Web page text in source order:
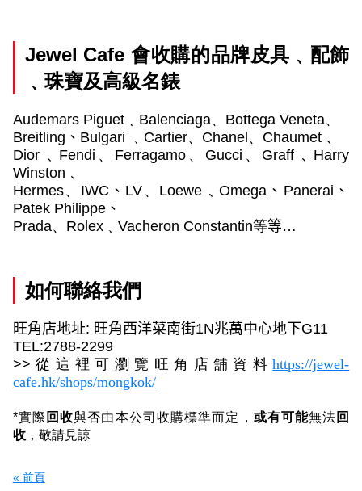
Jewel Cafe 會收購的品牌皮具﹑配飾
﹑珠寶及高級名錶
Audemars Piguet﹑ Balenciaga、 Bottega Veneta、
Breitling 、 Bulgari ﹑ Cartier、 Chanel 、 Chaumet﹑
Dior﹑Fendi 、 Ferragamo、 Gucci 、 Graff﹑Harry
Winston﹑
Hermes、 IWC 、 LV 、 Loewe﹑Omega 、 Panerai 、
Patek Philippe、
Prada、 Rolex﹑ Vacheron Constantin等等…
如何聯絡我們
旺角店地址: 旺角西洋菜南街1N兆萬中心地下G11
TEL:2788-2299
>> 從這裡可瀏覽旺角店舖資料https://jewel-
cafe.hk/shops/mongkok/
*實際 回收與否由本公司收購標準而定， 或有可能無法 回
收，敬請見諒
« 前頁